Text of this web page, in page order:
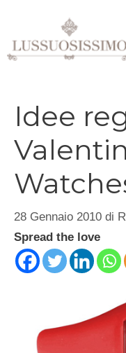
contenuto
Idee
28 Gennaio 2010 di
Spread the love